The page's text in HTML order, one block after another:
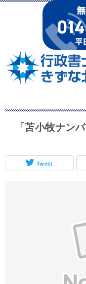
「苫小牧ナン
Tweet